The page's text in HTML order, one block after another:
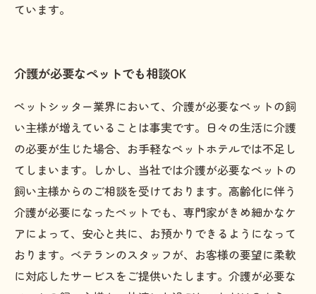
ています。
介護が必要なペットでも相談OK
ペットシッター業界において、介護が必要なペットの飼
い主様が増えていることは事実です。日々の生活に介護
の必要が生じた場合、お手軽なペットホテルでは不足し
てしまいます。しかし、当社では介護が必要なペットの
飼い主様からのご相談を受けております。高齢化に伴う
介護が必要になったペットでも、専門家がきめ細かなケ
アによって、安心と共に、お預かりできるようになって
おります。ベテランのスタッフが、お客様の要望に柔軟
に対応したサービスをご提供いたします。介護が必要な